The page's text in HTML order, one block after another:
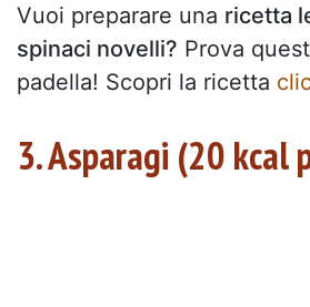
Vuoi preparare una ricetta
spinaci novelli? Prova
padella! Scopri la ricetta
3. Asparagi (20 kcal